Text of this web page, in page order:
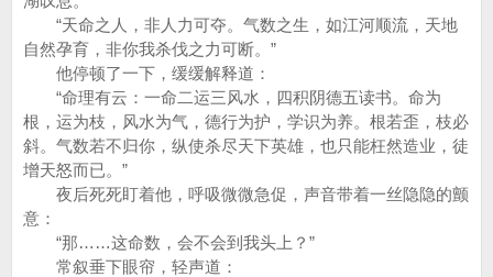
“天命之人，非人力可夺。气数之生，如江河顺流，天地
自然孕育，非你我杀伐之力可断。”
他停顿了一下，缓缓解释道：
“命理有云：一命二运三风水，四积阴德五读书。命为
根，运为枝，风水为气，德行为护，学识为养。根若歪，枝必
斜。气数若不归你，纵使杀尽天下英雄，也只能枉然造业，徒
增天怒而已。”
夜后死死盯着他，呼吸微微急促，声音带着一丝隐隐的颤
意：
“那……这命数，会不会到我头上？”
常叙垂下眼帘，轻声道：